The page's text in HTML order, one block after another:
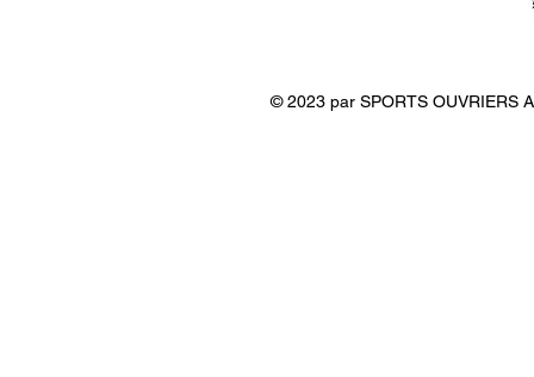
© 2023 par SPORTS OUVRIERS